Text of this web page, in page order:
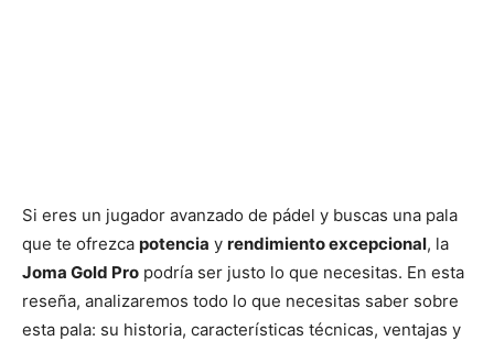
Si eres un jugador avanzado de pádel y buscas una pala
que te ofrezca potencia y rendimiento excepcional, la
Joma Gold Pro podría ser justo lo que necesitas. En esta
reseña, analizaremos todo lo que necesitas saber sobre
esta pala: su historia, características técnicas, ventajas y